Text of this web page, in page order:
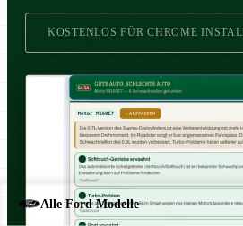
KOSTENLOS FÜR CHROME
Alle Ford Modelle